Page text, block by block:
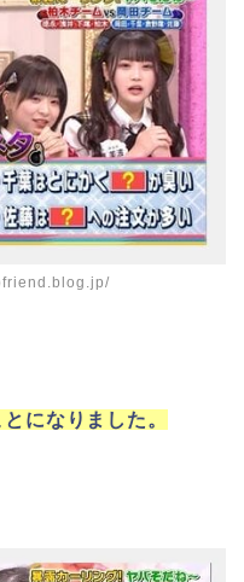
になりました。